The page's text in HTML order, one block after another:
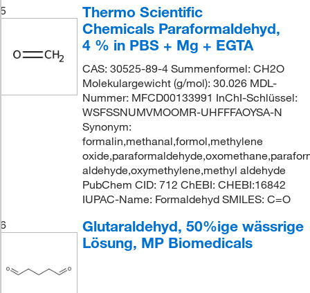
5
Thermo Scientific
Chemicals Paraformaldehyd,
4 % in PBS + Mg + EGTA
CAS: 30525-89-4 Summenformel: CH2O
Molekulargewicht (g/mol): 30.026 MDL-
Nummer: MFCD00133991 InChI-Schlüssel:
WSFSSNUMVMOOMR-UHFFFAOYSA-N
Synonym:
formalin,methanal,formol,methylene
aldehyde,oxymethylene,methyl aldehyde
PubChem CID: 712 ChEBI: CHEBI:16842
IUPAC-Name: Formaldehyd SMILES: C=O
6
Glutaraldehyd, 50%ige wässrige
Lösung, MP Biomedicals